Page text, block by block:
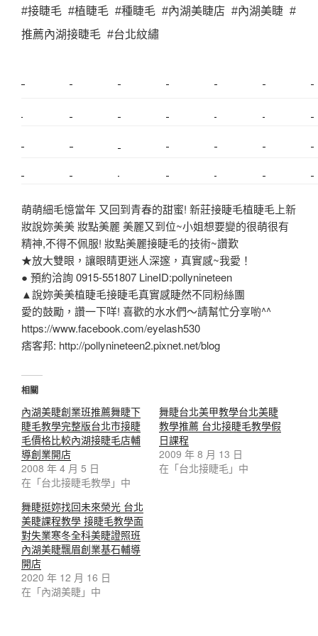
#接睫毛 #植睫毛 #種睫毛 #內湖美睫店 #內湖美睫 #
推薦內湖接睫毛 #台北紋繡
萌萌細毛憶當年 又回到青春的甜蜜! 新莊接睫毛植睫毛上新
妝說妳美美 妝點美麗 美麗又到位~小姐想要變的很萌很有
精神,不得不佩服! 妝點美麗接睫毛的技術~讚歎
★放大雙眼，讓眼睛更迷人深邃，真實感~我愛！
● 預約洽詢 0915-551807 LineID:pollynineteen
▲說妳美美植睫毛接睫毛真實感睫然不同粉絲團
愛的鼓勵，讚一下咩! 喜歡的水水們～請幫忙分享喲^^
https://www.facebook.com/eyelash530
痞客邦: http://pollynineteen2.pixnet.net/blog
相關
內湖美睫創業班推薦舞睫下
睫毛教學完整版台北市接睫
毛價格比較內湖接睫毛店輔
導創業開店
2008 年 4 月 5 日
在「台北接睫毛教學」中
舞睫台北美甲教學台北美睫
教學推薦 台北接睫毛教學假
日課程
2009 年 8 月 13 日
在「台北接睫毛」中
舞睫挺妳找回未來榮光 台北
美睫課程教學 接睫毛教學面
對失業寒冬全科美睫證照班
內湖美睫飄眉創業基石輔導
開店
2020 年 12 月 16 日
在「內湖美睫」中